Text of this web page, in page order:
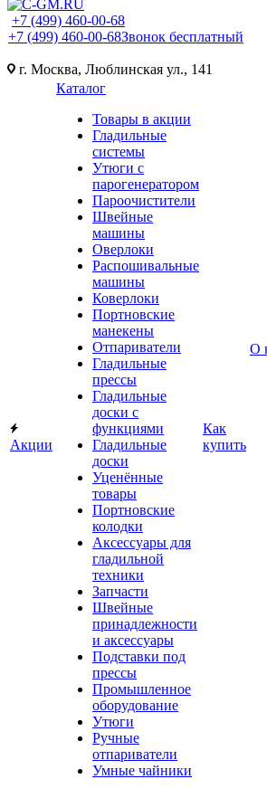
+7 (499) 460-00-68
+7 (499) 460-00-68Звонок бесплатный
г. Москва, Люблинская ул., 141
Акции
Каталог
Товары в акции
Гладильные
системы
Утюги с
парогенератором
Пароочистители
Швейные
машины
Оверлоки
Распошивальные
машины
Коверлоки
Портновские
манекены
Отпариватели
Гладильные
прессы
Гладильные
доски с
функциями
Гладильные
доски
Уценённые
товары
Портновские
колодки
Аксессуары для
гладильной
техники
Запчасти
Швейные
принадлежности
и аксессуары
Подставки под
прессы
Промышленное
оборудование
Утюги
Ручные
отпариватели
Умные чайники
Как
купить
О